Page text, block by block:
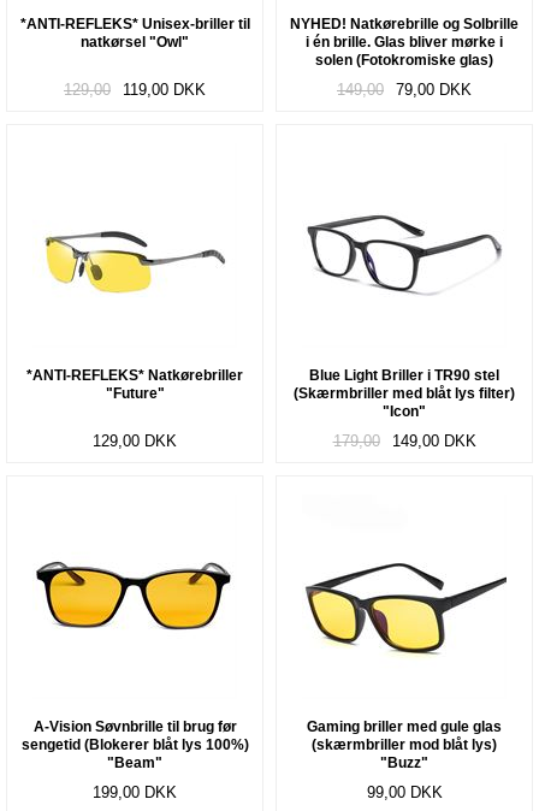
*ANTI-REFLEKS* Unisex-briller til
natkørsel "Owl"
129,00 119,00 DKK
NYHED! Natkørebrille og Solbrille
i én brille. Glas bliver mørke i
solen (Fotokromiske glas)
149,00 79,00 DKK
*ANTI-REFLEKS* Natkørebriller
"Future"
129,00 DKK
Blue Light Briller i TR90 stel
(Skærmbriller med blåt lys filter)
"Icon"
179,00 149,00 DKK
A-Vision Søvnbrille til brug før
sengetid (Blokerer blåt lys 100%)
"Beam"
199,00 DKK
Gaming briller med gule glas
(skærmbriller mod blåt lys)
"Buzz"
99,00 DKK